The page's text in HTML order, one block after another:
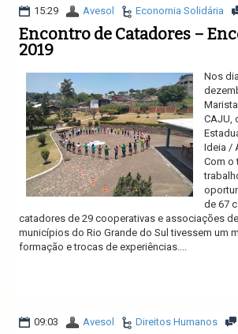
15:29 Avesol Economia Solidária
Encontro de Catadores –
2019
Nos
CAJU,
Ideia /
Com o
de 67
catadores de 29 cooperativas e associações
municípios do Rio Grande do Sul tivessem um
formação e trocas de experiências....
09:03 Avesol Direitos Humanos